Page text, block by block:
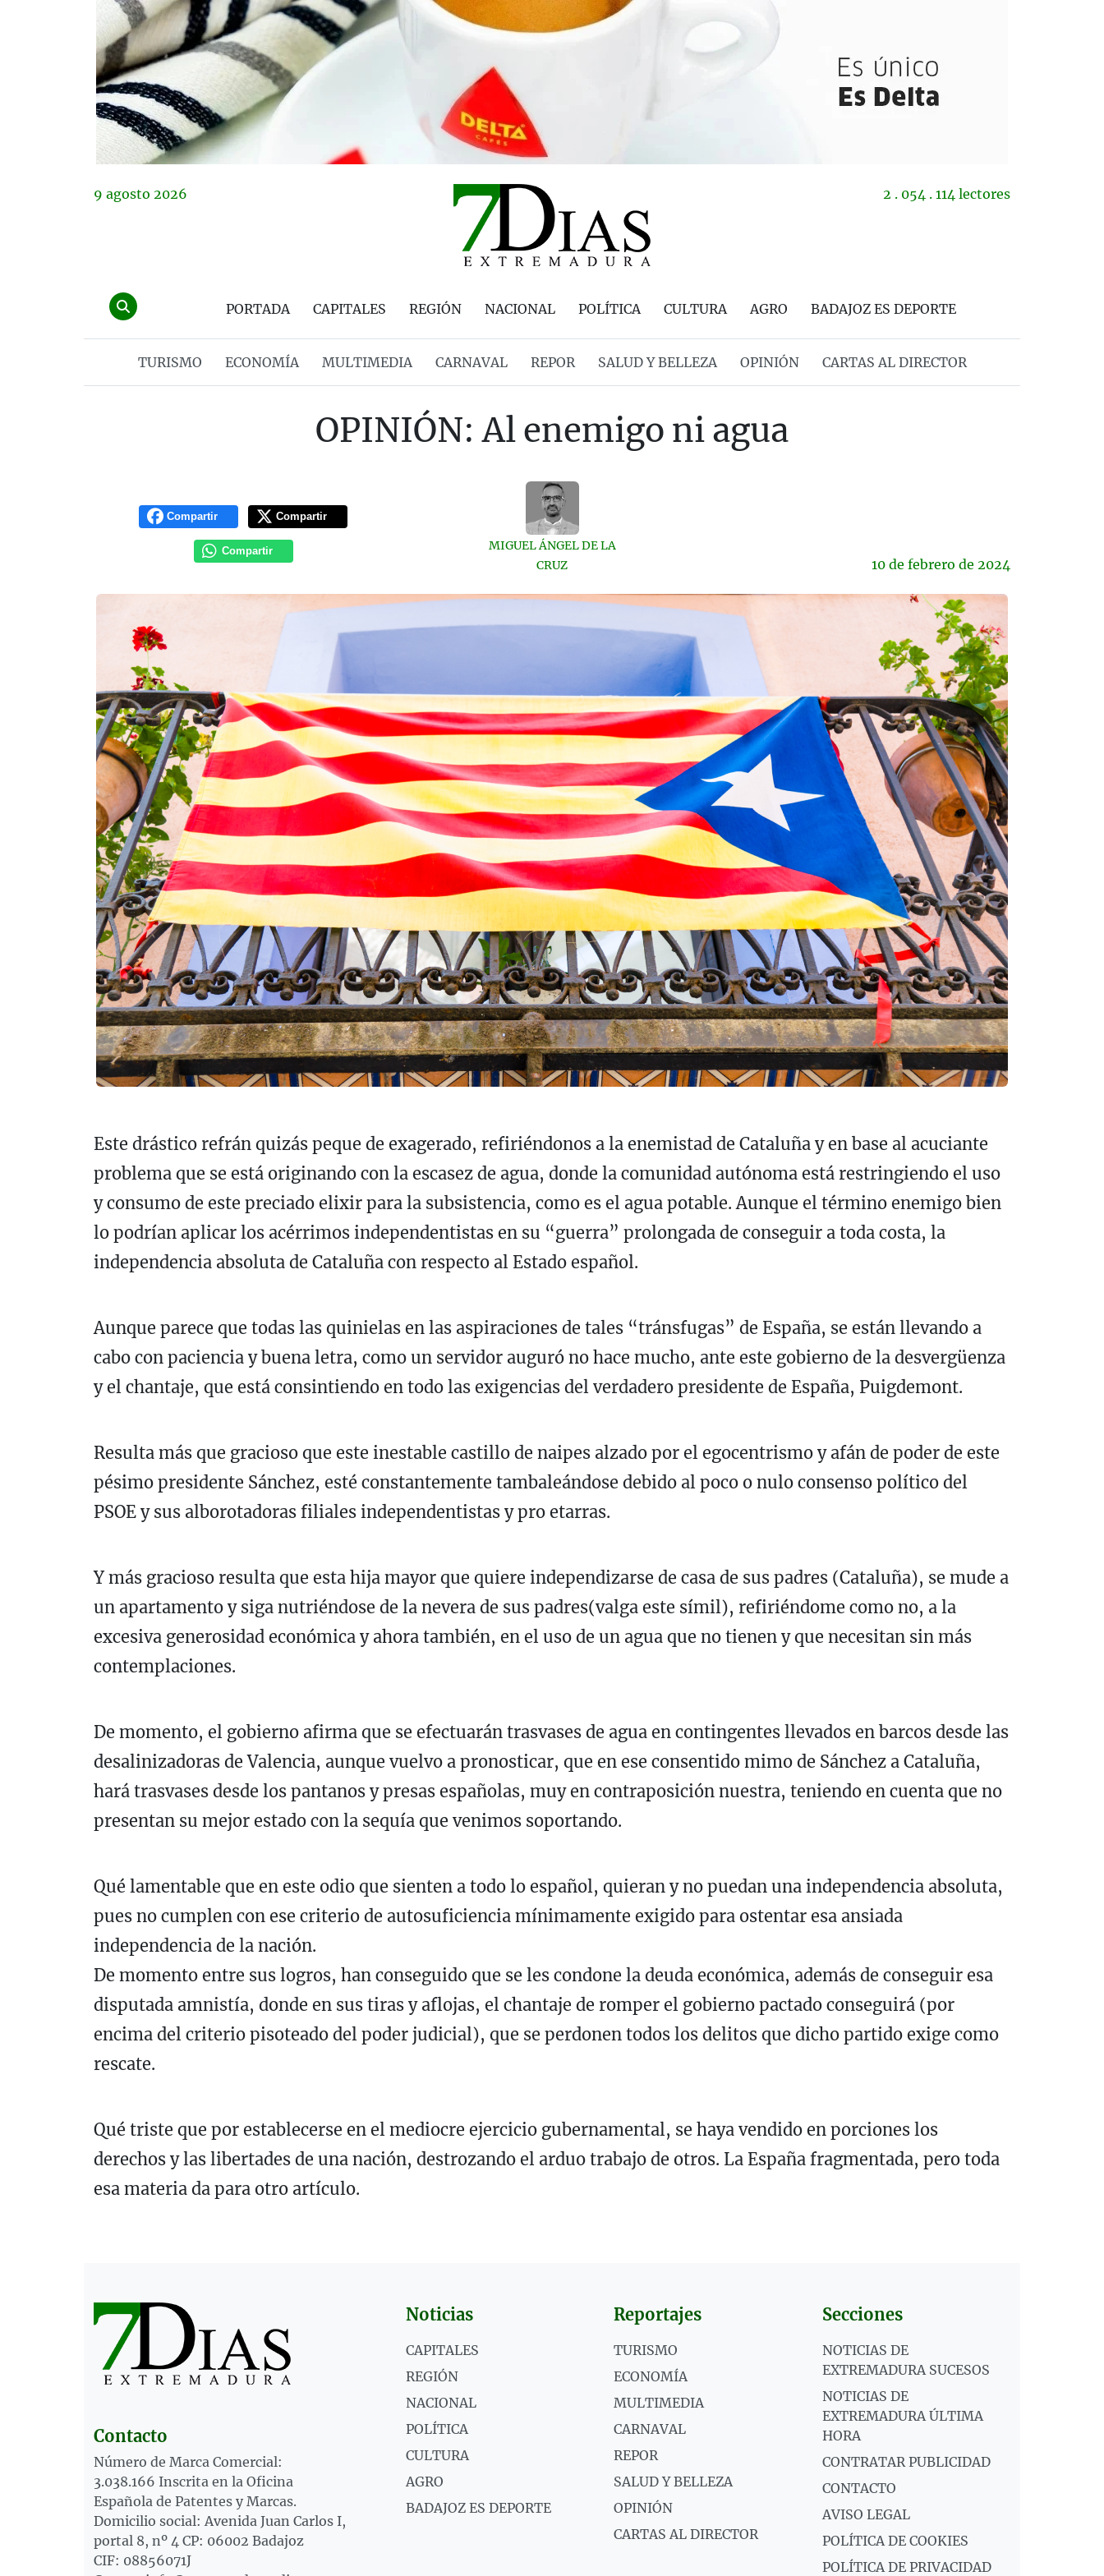
9 agosto 2026 2 . 054 . 114 lectores
PORTADA CAPITALES REGIÓN NACIONAL POLÍTICA CULTURA AGRO BADAJOZ ES DEPORTE
TURISMO ECONOMÍA MULTIMEDIA CARNAVAL REPOR SALUD Y BELLEZA OPINIÓN CARTAS AL DIRECTOR
OPINIÓN: Al enemigo ni agua
Compartir Compartir
Compartir
MIGUEL ÁNGEL DE LA
CRUZ
10 de febrero de 2024
Este drástico refrán quizás peque de exagerado, refiriéndonos a la enemistad de Cataluña y en base al acuciante
problema que se está originando con la escasez de agua, donde la comunidad autónoma está restringiendo el uso
y consumo de este preciado elixir para la subsistencia, como es el agua potable. Aunque el término enemigo bien
lo podrían aplicar los acérrimos independentistas en su “guerra” prolongada de conseguir a toda costa, la
independencia absoluta de Cataluña con respecto al Estado español.
Aunque parece que todas las quinielas en las aspiraciones de tales “tránsfugas” de España, se están llevando a
cabo con paciencia y buena letra, como un servidor auguró no hace mucho, ante este gobierno de la desvergüenza
y el chantaje, que está consintiendo en todo las exigencias del verdadero presidente de España, Puigdemont.
Resulta más que gracioso que este inestable castillo de naipes alzado por el egocentrismo y afán de poder de este
pésimo presidente Sánchez, esté constantemente tambaleándose debido al poco o nulo consenso político del
PSOE y sus alborotadoras filiales independentistas y pro etarras.
Y más gracioso resulta que esta hija mayor que quiere independizarse de casa de sus padres (Cataluña), se mude a
un apartamento y siga nutriéndose de la nevera de sus padres(valga este símil), refiriéndome como no, a la
excesiva generosidad económica y ahora también, en el uso de un agua que no tienen y que necesitan sin más
contemplaciones.
De momento, el gobierno afirma que se efectuarán trasvases de agua en contingentes llevados en barcos desde las
desalinizadoras de Valencia, aunque vuelvo a pronosticar, que en ese consentido mimo de Sánchez a Cataluña,
hará trasvases desde los pantanos y presas españolas, muy en contraposición nuestra, teniendo en cuenta que no
presentan su mejor estado con la sequía que venimos soportando.
Qué lamentable que en este odio que sienten a todo lo español, quieran y no puedan una independencia absoluta,
pues no cumplen con ese criterio de autosuficiencia mínimamente exigido para ostentar esa ansiada
independencia de la nación.
De momento entre sus logros, han conseguido que se les condone la deuda económica, además de conseguir esa
disputada amnistía, donde en sus tiras y aflojas, el chantaje de romper el gobierno pactado conseguirá (por
encima del criterio pisoteado del poder judicial), que se perdonen todos los delitos que dicho partido exige como
rescate.
Qué triste que por establecerse en el mediocre ejercicio gubernamental, se haya vendido en porciones los
derechos y las libertades de una nación, destrozando el arduo trabajo de otros. La España fragmentada, pero toda
esa materia da para otro artículo.
Contacto
Número de Marca Comercial:
3.038.166 Inscrita en la Oficina
Española de Patentes y Marcas.
Domicilio social: Avenida Juan Carlos I,
portal 8, nº 4 CP: 06002 Badajoz
CIF: 08856071J
Noticias
CAPITALES
REGIÓN
NACIONAL
POLÍTICA
CULTURA
AGRO
BADAJOZ ES DEPORTE
Reportajes
TURISMO
ECONOMÍA
MULTIMEDIA
CARNAVAL
REPOR
SALUD Y BELLEZA
OPINIÓN
CARTAS AL DIRECTOR
Secciones
NOTICIAS DE
EXTREMADURA SUCESOS
NOTICIAS DE
EXTREMADURA ÚLTIMA
HORA
CONTRATAR PUBLICIDAD
CONTACTO
AVISO LEGAL
POLÍTICA DE COOKIES
POLÍTICA DE PRIVACIDAD